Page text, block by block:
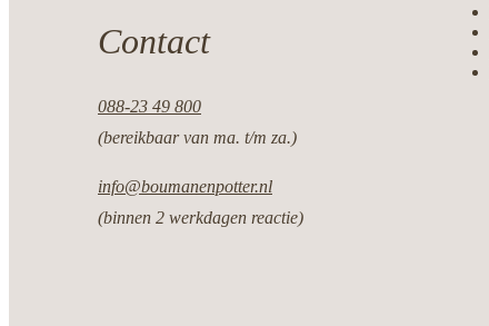
Contact
088-23 49 800
(bereikbaar van ma. t/m za.)
info@boumanenpotter.nl
(binnen 2 werkdagen reactie)